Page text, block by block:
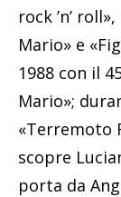
rock ’n’
Mario» e
1988 con il
Mario»;
«Terremoto
scopre
porta da